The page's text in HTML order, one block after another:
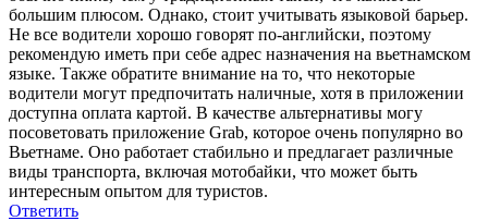
большим плюсом. Однако, стоит учитывать языковой барьер.
Не все водители хорошо говорят по-английски, поэтому
рекомендую иметь при себе адрес назначения на вьетнамском
языке. Также обратите внимание на то, что некоторые
водители могут предпочитать наличные, хотя в приложении
доступна оплата картой. В качестве альтернативы могу
посоветовать приложение Grab, которое очень популярно во
Вьетнаме. Оно работает стабильно и предлагает различные
виды транспорта, включая мотобайки, что может быть
интересным опытом для туристов.
Ответить